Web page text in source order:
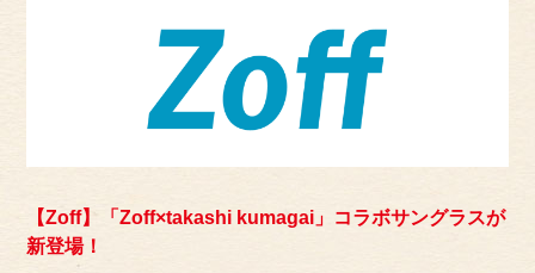
【Zoff】「Zoff×takashi kumagai」コラボサングラスが
新登場！